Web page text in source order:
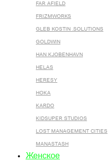
FAR AFIELD
FRIZMWORKS
GLEB KOSTIN .SOLUTIONS
GOLDWIN
HAN KJOBENHAVN
HELAS
HERESY
HOKA
KARDO
KIDSUPER STUDIOS
LOST MANAGEMENT CITIES
MANASTASH
Женское